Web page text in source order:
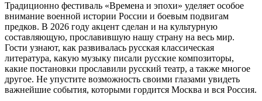
Традиционно фестиваль «Времена и эпохи» уделяет особое
внимание военной истории России и боевым подвигам
предков. В 2026 году акцент сделан и на культурную
составляющую, прославившую нашу страну на весь мир.
Гости узнают, как развивалась русская классическая
литература, какую музыку писали русские композиторы,
какие постановки прославили русский театр, а также многое
другое. Не упустите возможность своими глазами увидеть
важнейшие события, которыми гордится Москва и вся Россия.